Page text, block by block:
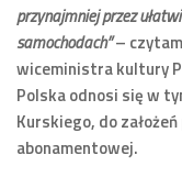
przynajmniej przez
samochodach”–
wiceministra kultury
Polska odnosi się w
Kurskiego, do
abonamentowej.